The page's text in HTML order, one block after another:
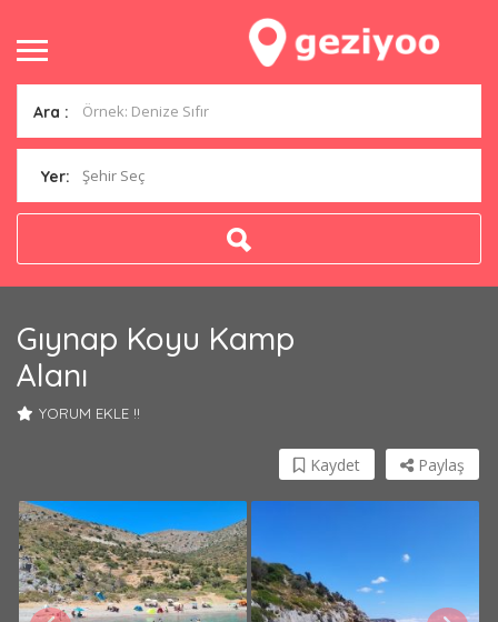
Ara :
Yer: Şehir Seç
Gıynap Koyu Kamp
Alanı
YORUM EKLE !!
Paylaş
Kaydet